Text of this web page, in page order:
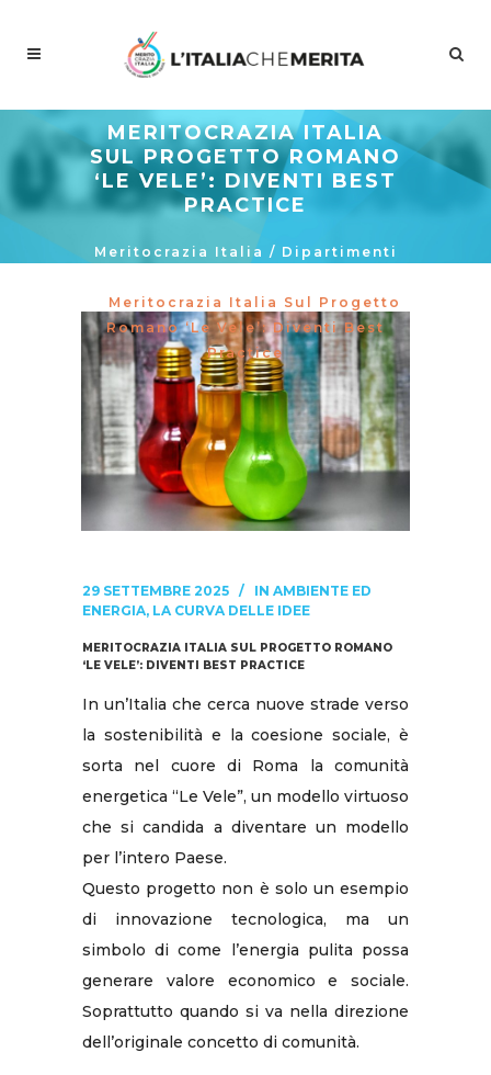
MERITOCRAZIA ITALIA
SUL PROGETTO ROMANO
‘LE VELE’: DIVENTI BEST
PRACTICE
Meritocrazia Italia / Dipartimenti
Meritocrazia Italia Sul Progetto
Romano ‘Le Vele’: Diventi Best
Practice
29 SETTEMBRE 2025 IN AMBIENTE ED
ENERGIA, LA CURVA DELLE IDEE
MERITOCRAZIA ITALIA SUL PROGETTO ROMANO
‘LE VELE’: DIVENTI BEST PRACTICE
In un’Italia che cerca nuove strade verso
la sostenibilità e la coesione sociale, è
sorta nel cuore di Roma la comunità
energetica “Le Vele”, un modello virtuoso
che si candida a diventare un modello
per l’intero Paese.
Questo progetto non è solo un esempio
di innovazione tecnologica, ma un
simbolo di come l’energia pulita possa
generare valore economico e sociale.
Soprattutto quando si va nella direzione
dell’originale concetto di comunità.